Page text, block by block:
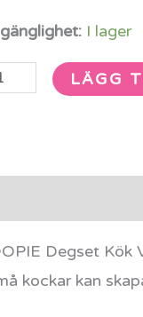
I lager
LÄGG
Degset Kök
kockar kan